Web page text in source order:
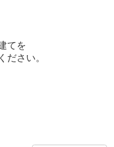
てを
ださい。